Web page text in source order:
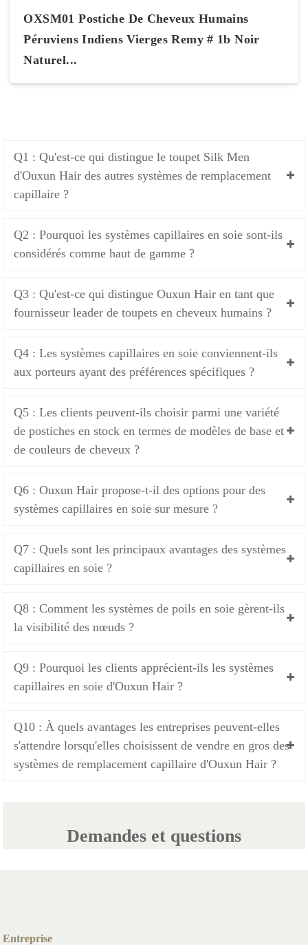
OXSM01 Postiche De Cheveux Humains
Péruviens Indiens Vierges Remy # 1b Noir
Naturel...
Q1 : Qu'est-ce qui distingue le toupet Silk Men
d'Ouxun Hair des autres systèmes de remplacement
capillaire ?
Q2 : Pourquoi les systèmes capillaires en soie sont-ils
considérés comme haut de gamme ?
Q3 : Qu'est-ce qui distingue Ouxun Hair en tant que
fournisseur leader de toupets en cheveux humains ?
Q4 : Les systèmes capillaires en soie conviennent-ils
aux porteurs ayant des préférences spécifiques ?
Q5 : Les clients peuvent-ils choisir parmi une variété
de postiches en stock en termes de modèles de base et
de couleurs de cheveux ?
Q6 : Ouxun Hair propose-t-il des options pour des
systèmes capillaires en soie sur mesure ?
Q7 : Quels sont les principaux avantages des systèmes
capillaires en soie ?
Q8 : Comment les systèmes de poils en soie gèrent-ils
la visibilité des nœuds ?
Q9 : Pourquoi les clients apprécient-ils les systèmes
capillaires en soie d'Ouxun Hair ?
Q10 : À quels avantages les entreprises peuvent-elles
s'attendre lorsqu'elles choisissent de vendre en gros des
systèmes de remplacement capillaire d'Ouxun Hair ?
Demandes et questions
Entreprise